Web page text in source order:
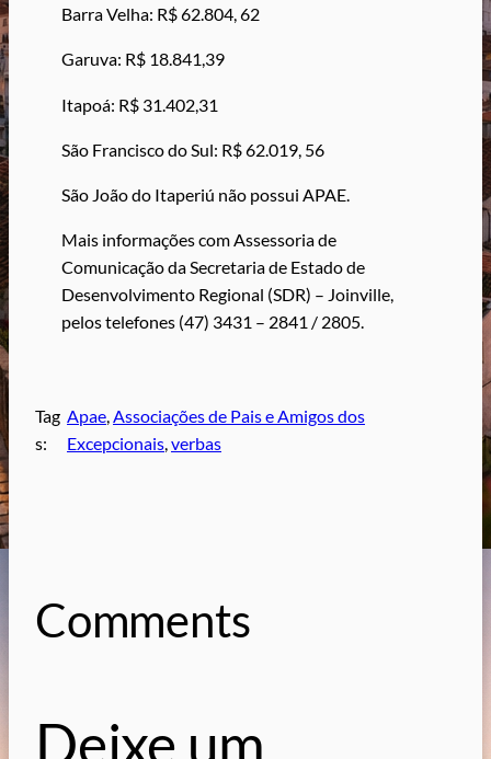
Barra Velha: R$ 62.804, 62
Garuva: R$ 18.841,39
Itapoá: R$ 31.402,31
São Francisco do Sul: R$ 62.019, 56
São João do Itaperiú não possui APAE.
Mais informações com Assessoria de
Comunicação da Secretaria de Estado de
Desenvolvimento Regional (SDR) – Joinville,
pelos telefones (47) 3431 – 2841 / 2805.
Tag
s:
Apae, Associações de Pais e Amigos dos
Excepcionais, verbas
Comments
Deixe um